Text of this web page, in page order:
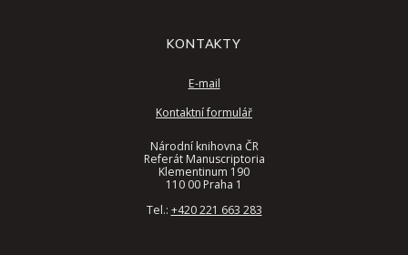
KONTAKTY
E-mail
Kontaktní formulář
Národní knihovna ČR
Referát Manuscriptoria
Klementinum 190
110 00 Praha 1
Tel.: +420 221 663 283